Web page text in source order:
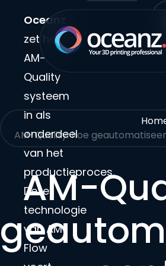
Direct naar content
Terug naar
AM-
AM-Quality: hoe
Oceanz
zet het
AM-
Quality
systeem
in als
onderdeel
van het
productieproces.
Deze
technologie
van AM-
Flow